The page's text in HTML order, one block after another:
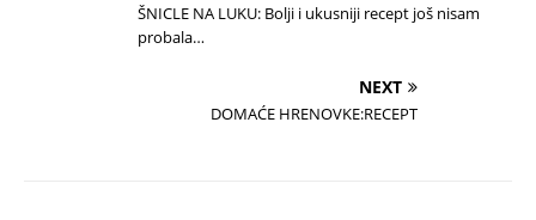
ŠNICLE NA LUKU: Bolji i ukusniji recept još nisam
probala…
NEXT
DOMAĆE HRENOVKE:RECEPT